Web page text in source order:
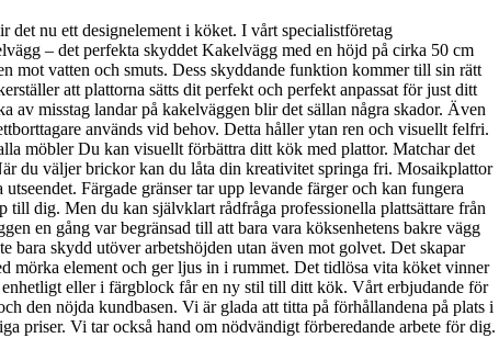
det nu ett designelement i köket. I vårt specialistföretag
– det perfekta skyddet Kakelvägg med en höjd på cirka 50 cm
mot vatten och smuts. Dess skyddande funktion kommer till sin rätt
att plattorna sätts dit perfekt och perfekt anpassat för just ditt
misstag landar på kakelväggen blir det sällan några skador. Även
används vid behov. Detta håller ytan ren och visuellt felfri.
möbler Du kan visuellt förbättra ditt kök med plattor. Matchar det
du väljer brickor kan du låta din kreativitet springa fri. Mosaikplattor
Färgade gränser tar upp levande färger och kan fungera
till dig. Men du kan självklart rådfråga professionella plattsättare från
en gång var begränsad till att bara vara köksenhetens bakre vägg
bara skydd utöver arbetshöjden utan även mot golvet. Det skapar
mörka element och ger ljus in i rummet. Det tidlösa vita köket vinner
eller i färgblock får en ny stil till ditt kök. Vårt erbjudande för
den nöjda kundbasen. Vi är glada att titta på förhållandena på plats i
priser. Vi tar också hand om nödvändigt förberedande arbete för dig.